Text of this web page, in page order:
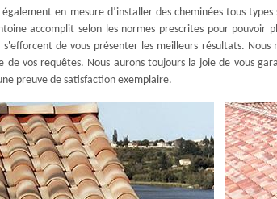
également en mesure d’installer des cheminées tous
accomplit selon les normes prescrites pour pouvoir
s'efforcent de vous présenter les meilleurs résultats.
de vos requêtes. Nous aurons toujours la joie de vous
preuve de satisfaction exemplaire.